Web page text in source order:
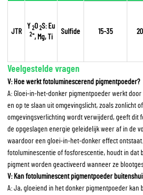
JTR
Y 2O 2S: Eu
2+, Mg, Ti
Sulfide 15-35 20
Veelgestelde vragen
V: Hoe werkt fotoluminescerend pigmentpoeder?
A: Gloei-in-het-donker pigmentpoeder werkt
en op te slaan uit omgevingslicht, zoals zonlicht
omgevingsverlichting wordt verwijderd, geeft dit
de opgeslagen energie geleidelijk weer af in de
waardoor een gloei-in-het-donker effect
fotoluminescentie of fosforescentie, houdt in dat
pigment worden geactiveerd wanneer ze
V: Kan fotoluminescent pigmentpoeder
A: Ja, gloeiend in het donker pigmentpoeder kan